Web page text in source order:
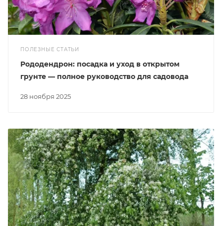
ПОЛЕЗНЫЕ СТАТЬИ
28 ноября 2025
Рододендрон: посадка и уход в открытом
грунте — полное руководство для садовода